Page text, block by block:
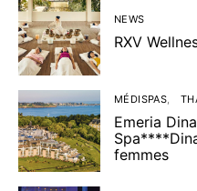
NEWS
RXV
MÉDISPAS
Emeria
femmes